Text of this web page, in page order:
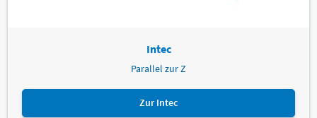
Intec
Parallel zur Z
Zur Intec